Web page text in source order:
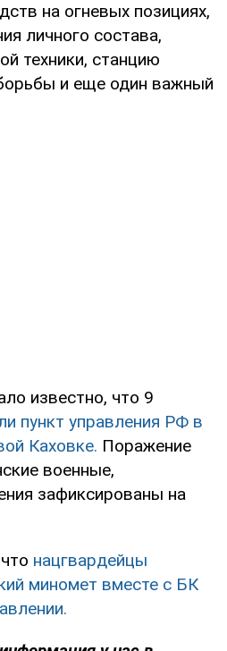
на огневых позициях,
личного состава,
техники, станцию
и еще один важный
известно, что 9
пункт управления РФ в
Каховке. Поражение
военные,
зафиксированы на
нацгвардейцы
миномет вместе с БК